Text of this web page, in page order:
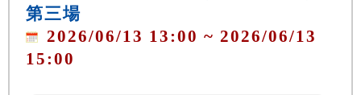
第三場
2026/06/13 13:00 ~ 2026/06/13
15:00